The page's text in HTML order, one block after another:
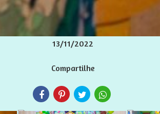
13/11/2022
Compartilhe